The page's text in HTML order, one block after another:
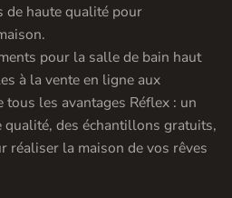
de haute qualité pour
pour la salle de bain haut
à la vente en ligne aux
les avantages Réflex : un
qualité, des échantillons gratuits,
réaliser la maison de vos rêves